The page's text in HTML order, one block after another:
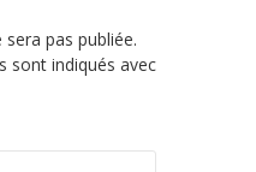
pas publiée.
sont indiqués avec